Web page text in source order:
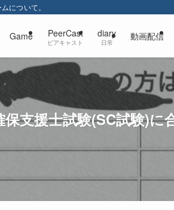
について。
Game PeerCast
ピアキャスト
diary
日常
動画配信
支援士試験(SC試験)に